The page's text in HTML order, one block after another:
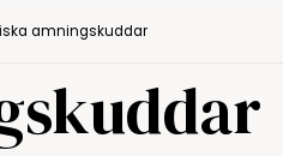
amningskuddar